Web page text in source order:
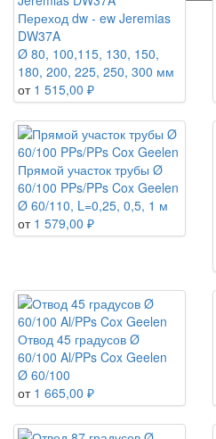
Ø 80-125
Переход dw - ew Jeremias
DW37A
Ø 80, 100,115, 130, 150,
180, 200, 225, 250, 300 мм
от 1 515,00 ₽
Прямой участок трубы Ø
60/100 PPs/PPs Cox Geelen
Ø 60/110, L=0,25, 0,5, 1 м
от 1 579,00 ₽
Отвод 45 градусов Ø
60/100 Al/PPs Cox Geelen
Ø 60/100
от 1 665,00 ₽